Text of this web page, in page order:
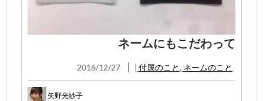
ネームにもこだわって
2016/12/27 | 付属のこと , ネームのこと
矢野光紗子